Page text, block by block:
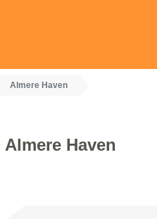
Almere Haven
Haven